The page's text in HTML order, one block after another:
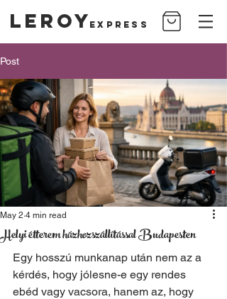
LeroyExpress
Post
Helyi étterem házhozszállítással Budapesten
May 2 4 min read
Egy hosszú munkanap után nem az a
kérdés, hogy jólesne-e egy rendes
ebéd vagy vacsora, hanem az, hogy